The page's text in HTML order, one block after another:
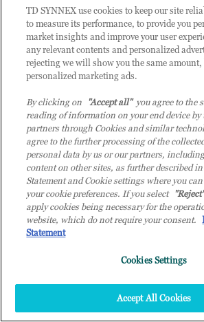
Events Home
PartnerFirst
Ecommerce
Diventa Cliente
Lavora in TD SYNNEX
TD SYNNEX Blog
Global Newsroom TD SYNNEX
TD SYNNEX use cookies to keep our site
to measure its performance, to provide you
market insights and improve your user
any relevant contents and personalized
rejecting we will show you the same
personalized marketing ads.
By clicking on "Accept all"you agree to the
reading of information on your end device by
partners through Cookies and similar
agree to the further processing of the
personal data by us or our partners,
content on other sites, as further described
Statement and Cookie settings where you
your cookie preferences. If you select
apply cookies being necessary for the
website, which do not require your consent.
Statement
Cookies Settings
Accept All Cookies